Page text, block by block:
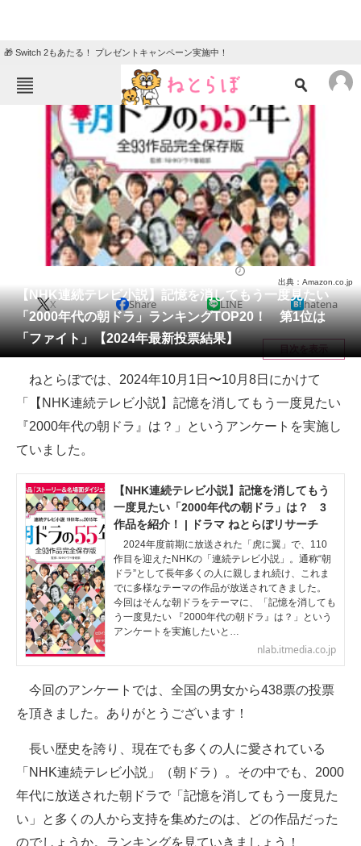
🎁 Switch 2もあたる！ プレゼントキャンペーン実施中！
ねとらぼメニュー
ニュース
クイズ
地域
教育・育児
リサーチ
会員記事
メディア
注目記事を集めた総合ページ
ITの今と未来を見通す
スマホと通信の最新トレンド
好きが集まる 比べて選べる
ビジネスと働き方のヒント
AI活用のいまが分かる
企業ITのトレンドを詳説
経営リーダーのコミュニティ
ITエンジニア向け専門サイト
企業向けIT製品の総合サイト
IT製品の技術・比較・事例
製造業のIT導入・活用を支援
【NHK連続テレビ小説】記憶を消してもう一度見たい
「2000年代の朝ドラ」ランキングTOP20！ 第1位は
「ファイト」【2024年最新投票結果】
出典：Amazon.co.jp
X Share LINE hatena
目次を表示
ねとらぼでは、2024年10月1日〜10月8日にかけて
「【NHK連続テレビ小説】記憶を消してもう一度見たい
『2000年代の朝ドラ』は？」というアンケートを実施し
ていました。
【NHK連続テレビ小説】記憶を消してもう
一度見たい「2000年代の朝ドラ」は？ 3
作品を紹介！ | ドラマ ねとらぼリサーチ
2024年度前期に放送された「虎に翼」で、110
作目を迎えたNHKの「連続テレビ小説」。通称“朝
ドラ”として長年多くの人に親しまれ続け、これま
でに多様なテーマの作品が放送されてきました。
今回はそんな朝ドラをテーマに、「記憶を消しても
う一度見たい 『2000年代の朝ドラ』は？」という
アンケートを実施したいと…
nlab.itmedia.co.jp
今回のアンケートでは、全国の男女から438票の投票
を頂きました。ありがとうございます！
長い歴史を誇り、現在でも多くの人に愛されている
「NHK連続テレビ小説」（朝ドラ）。その中でも、2000
年代に放送された朝ドラで「記憶を消してもう一度見た
い」と多くの人から支持を集めたのは、どの作品だった
のでしょうか。ランキングを見ていきましょう！